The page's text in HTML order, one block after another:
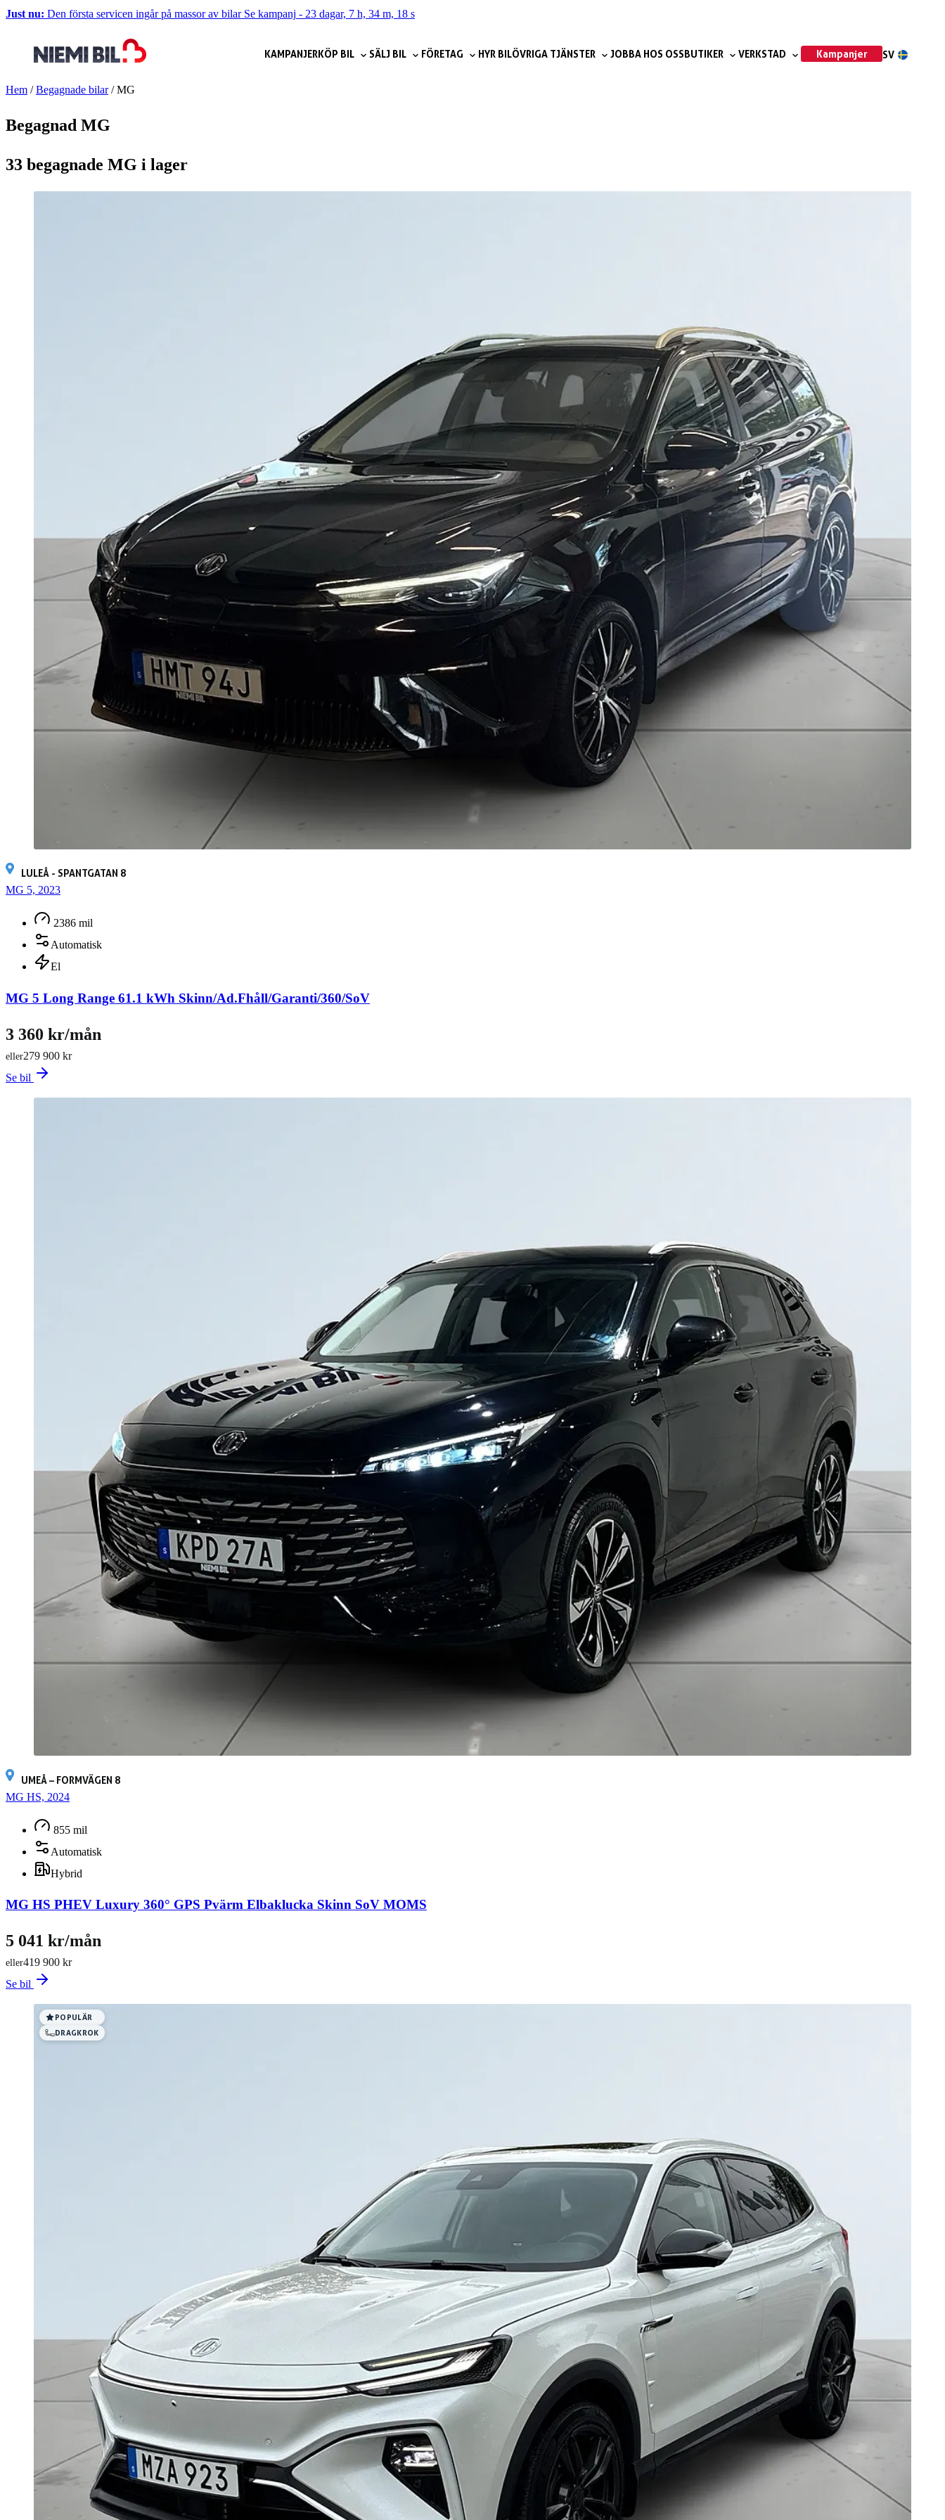
Just nu: Den första servicen ingår på massor av bilar Se kampanj - 23 dagar, 7 h, 34 m, 17 s
KAMPANJERKÖP BIL SÄLJ BIL FÖRETAG HYR BILÖVRIGA TJÄNSTER JOBBA HOS OSSBUTIKER VERKSTAD Kampanjer SV
Hem / Begagnade bilar / MG
Begagnad MG
33 begagnade MG i lager
LULEÅ - SPANTGATAN 8
MG 5, 2023
2386 mil
Automatisk
El
MG 5 Long Range 61.1 kWh Skinn/Ad.Fhåll/Garanti/360/SoV
279 900 kr
eller
3 360 kr/mån
Se bil
UMEÅ – FORMVÄGEN 8
MG HS, 2024
855 mil
Automatisk
Hybrid
MG HS PHEV Luxury 360° GPS Pvärm Elbaklucka Skinn SoV MOMS
419 900 kr
eller
5 041 kr/mån
Se bil
POPULÄR
DRAGKROK